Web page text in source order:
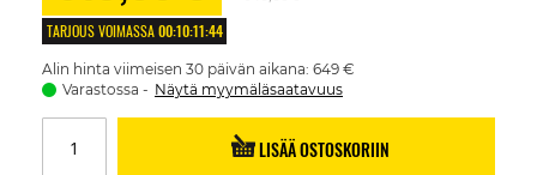
TARJOUS VOIMASSA 00:10:11:43
Alin hinta viimeisen 30 päivän aikana: 649 €
Varastossa
Näytä myymäläsaatavuus
LISÄÄ OSTOSKORIIN